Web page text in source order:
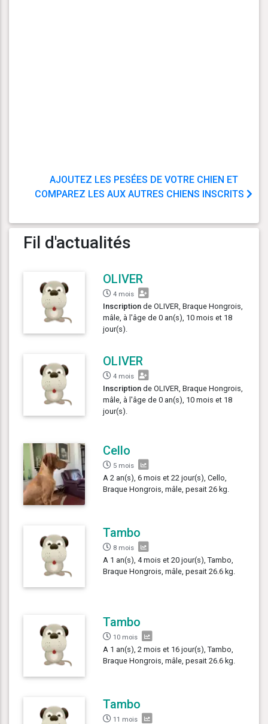
AJOUTEZ LES PESÉES DE VOTRE CHIEN ET
COMPAREZ LES AUX AUTRES CHIENS INSCRITS
Fil d'actualités
OLIVER
4 mois
Inscription de OLIVER, Braque Hongrois,
mâle, à l'âge de 0 an(s), 10 mois et 18
jour(s).
OLIVER
4 mois
Inscription de OLIVER, Braque Hongrois,
mâle, à l'âge de 0 an(s), 10 mois et 18
jour(s).
Cello
5 mois
A 2 an(s), 6 mois et 22 jour(s), Cello,
Braque Hongrois, mâle, pesait 26 kg.
Tambo
8 mois
A 1 an(s), 4 mois et 20 jour(s), Tambo,
Braque Hongrois, mâle, pesait 26.6 kg.
Tambo
10 mois
A 1 an(s), 2 mois et 16 jour(s), Tambo,
Braque Hongrois, mâle, pesait 26.6 kg.
Tambo
11 mois